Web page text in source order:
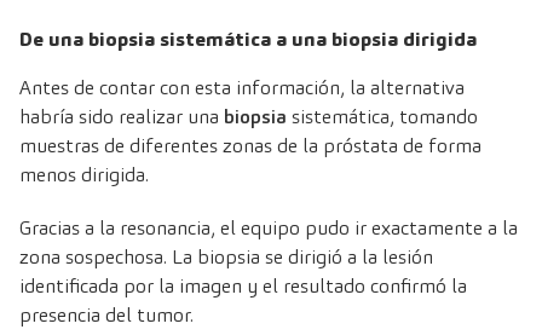
De una biopsia sistemática a una biopsia dirigida
Antes de contar con esta información, la alternativa
habría sido realizar una biopsia sistemática, tomando
muestras de diferentes zonas de la próstata de forma
menos dirigida.
Gracias a la resonancia, el equipo pudo ir exactamente a la
zona sospechosa. La biopsia se dirigió a la lesión
identificada por la imagen y el resultado confirmó la
presencia del tumor.